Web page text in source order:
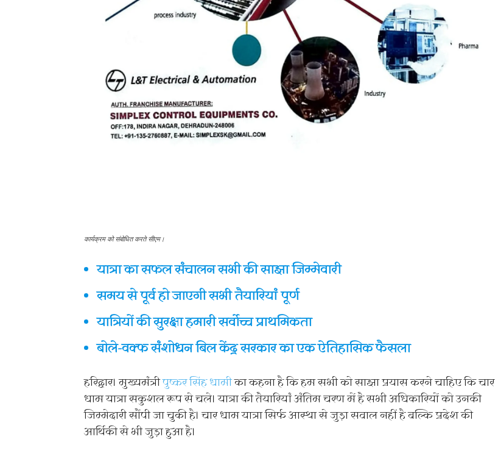
कार्यक्रम को संबोधित करते सीएम।
यात्रा का सफल संचालन सभी की साझा जिम्मेवारी
समय से पूर्व हो जाएगी सभी तैयारियां पूर्ण
यात्रियों की सुरक्षा हमारी सर्वाेच्च प्राथमिकता
बोले-वक्फ संशोधन बिल केंद्र सरकार का एक ऐतिहासिक फैसला
हरिद्वार। मुख्यमंत्रीपुष्कर सिंह धामीका कहना है कि हम सभी को साझा प्रयास करने चाहिए कि चार
धाम यात्रा सकुशल रूप से चले। यात्रा की तैयारियां अंतिम चरण में है सभी अधिकारियों को उनकी
जिम्मेदारी सौंपी जा चुकी है। चार धाम यात्रा सिर्फ आस्था से जुड़ा सवाल नहीं है बल्कि प्रदेश की
आर्थिकी से भी जुड़ा हुआ है।